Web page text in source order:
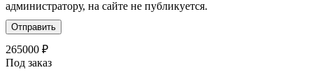
администратору, на сайте не публикуется.
265000 ₽
Под заказ